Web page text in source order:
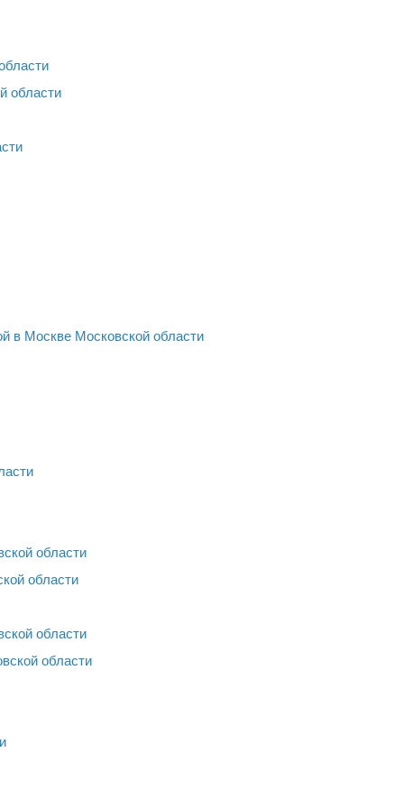
области
в Москве Московской области
области
области
области
области